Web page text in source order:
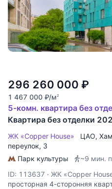
296 260 000 ₽
1 467 000 ₽/м2
5-комн. квартира без
Квартира без отделки
ЖК «Copper House» ЦАО,
переулок, 3
Парк культуры
~9 мин.
ID: 113637 · ЖК «Copper
просторная 4-сторонняя